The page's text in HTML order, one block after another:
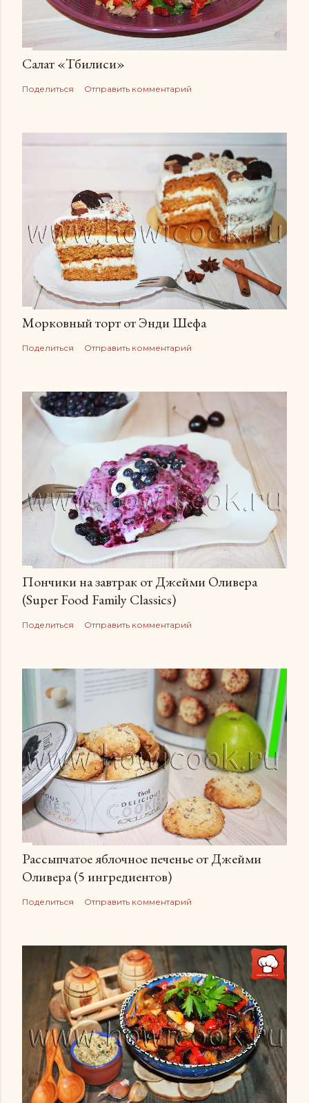
Салат «Тбилиси»
Поделиться Отправить комментарий
Морковный торт от Энди Шефа
Поделиться Отправить комментарий
Пончики на завтрак от Джейми Оливера
(Super Food Family Сlassics)
Поделиться Отправить комментарий
Рассыпчатое яблочное печенье от Джейми
Оливера (5 ингредиентов)
Поделиться Отправить комментарий